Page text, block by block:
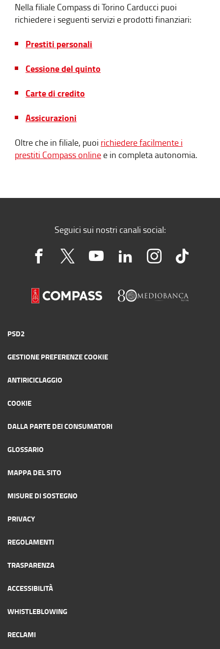
Nella filiale Compass di Torino Carducci puoi
richiedere i seguenti servizi e prodotti finanziari:
Prestiti personali
Cessione del quinto
Carte di credito
Assicurazioni
Oltre che in filiale, puoi richiedere facilmente i
prestiti Compass online e in completa autonomia.
Seguici sui nostri canali social:
PSD2
GESTIONE PREFERENZE COOKIE
ANTIRICICLAGGIO
COOKIE
DALLA PARTE DEI CONSUMATORI
GLOSSARIO
MAPPA DEL SITO
MISURE DI SOSTEGNO
PRIVACY
REGOLAMENTI
TRASPARENZA
ACCESSIBILITÀ
WHISTLEBLOWING
RECLAMI